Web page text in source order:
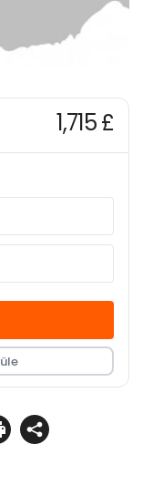
1,715 £